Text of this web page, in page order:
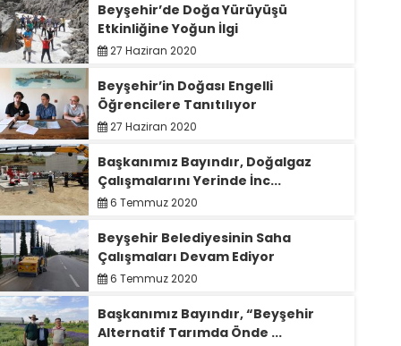
Beyşehir’de Doğa Yürüyüşü
Etkinliğine Yoğun İlgi
27 Haziran 2020
Beyşehir’in Doğası Engelli
Öğrencilere Tanıtılıyor
27 Haziran 2020
Başkanımız Bayındır, Doğalgaz
Çalışmalarını Yerinde İnc...
6 Temmuz 2020
Beyşehir Belediyesinin Saha
Çalışmaları Devam Ediyor
6 Temmuz 2020
Başkanımız Bayındır, “Beyşehir
Alternatif Tarımda Önde ...